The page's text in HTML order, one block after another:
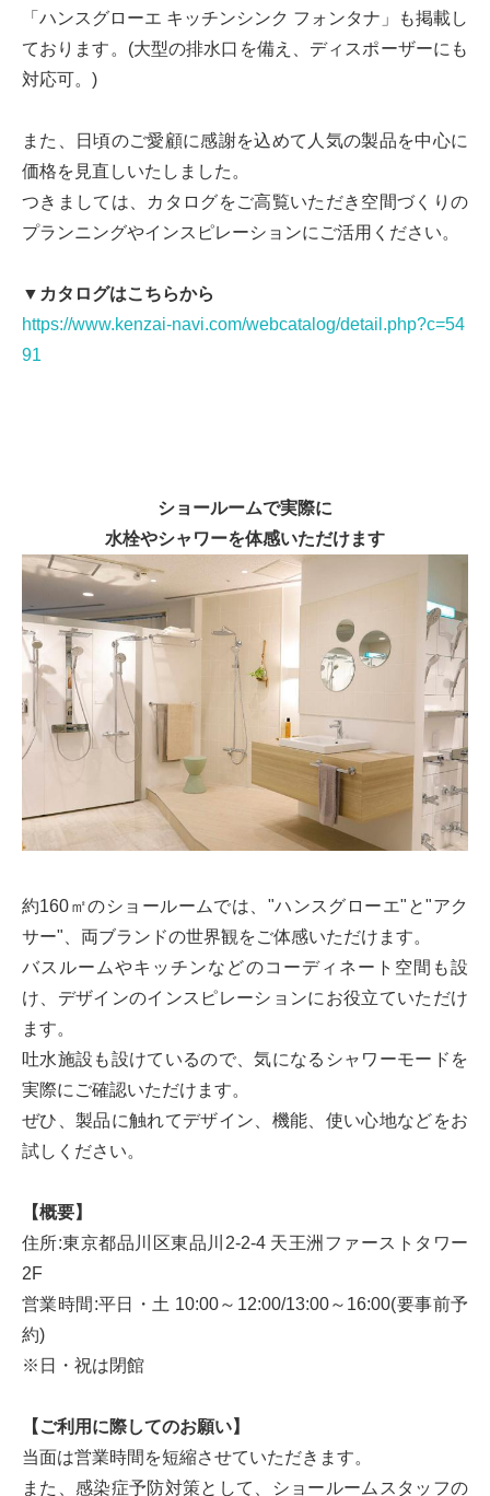
「ハンスグローエ キッチンシンク フォンタナ」も掲載し
ております。(大型の排水口を備え、ディスポーザーにも
対応可。)
また、日頃のご愛顧に感謝を込めて人気の製品を中心に
価格を見直しいたしました。
つきましては、カタログをご高覧いただき空間づくりの
プランニングやインスピレーションにご活用ください。
▼カタログはこちらから
https://www.kenzai-navi.com/webcatalog/detail.php?c=54
91
ショールームで実際に
水栓やシャワーを体感いただけます
約160㎡のショールームでは、"ハンスグローエ"と"アク
サー"、両ブランドの世界観をご体感いただけます。
バスルームやキッチンなどのコーディネート空間も設
け、デザインのインスピレーションにお役立ていただけ
ます。
吐水施設も設けているので、気になるシャワーモードを
実際にご確認いただけます。
ぜひ、製品に触れてデザイン、機能、使い心地などをお
試しください。
【概要】
住所:東京都品川区東品川2-2-4 天王洲ファーストタワー
2F
営業時間:平日・土 10:00～12:00/13:00～16:00(要事前予
約)
※日・祝は閉館
【ご利用に際してのお願い】
当面は営業時間を短縮させていただきます。
また、感染症予防対策として、ショールームスタッフの